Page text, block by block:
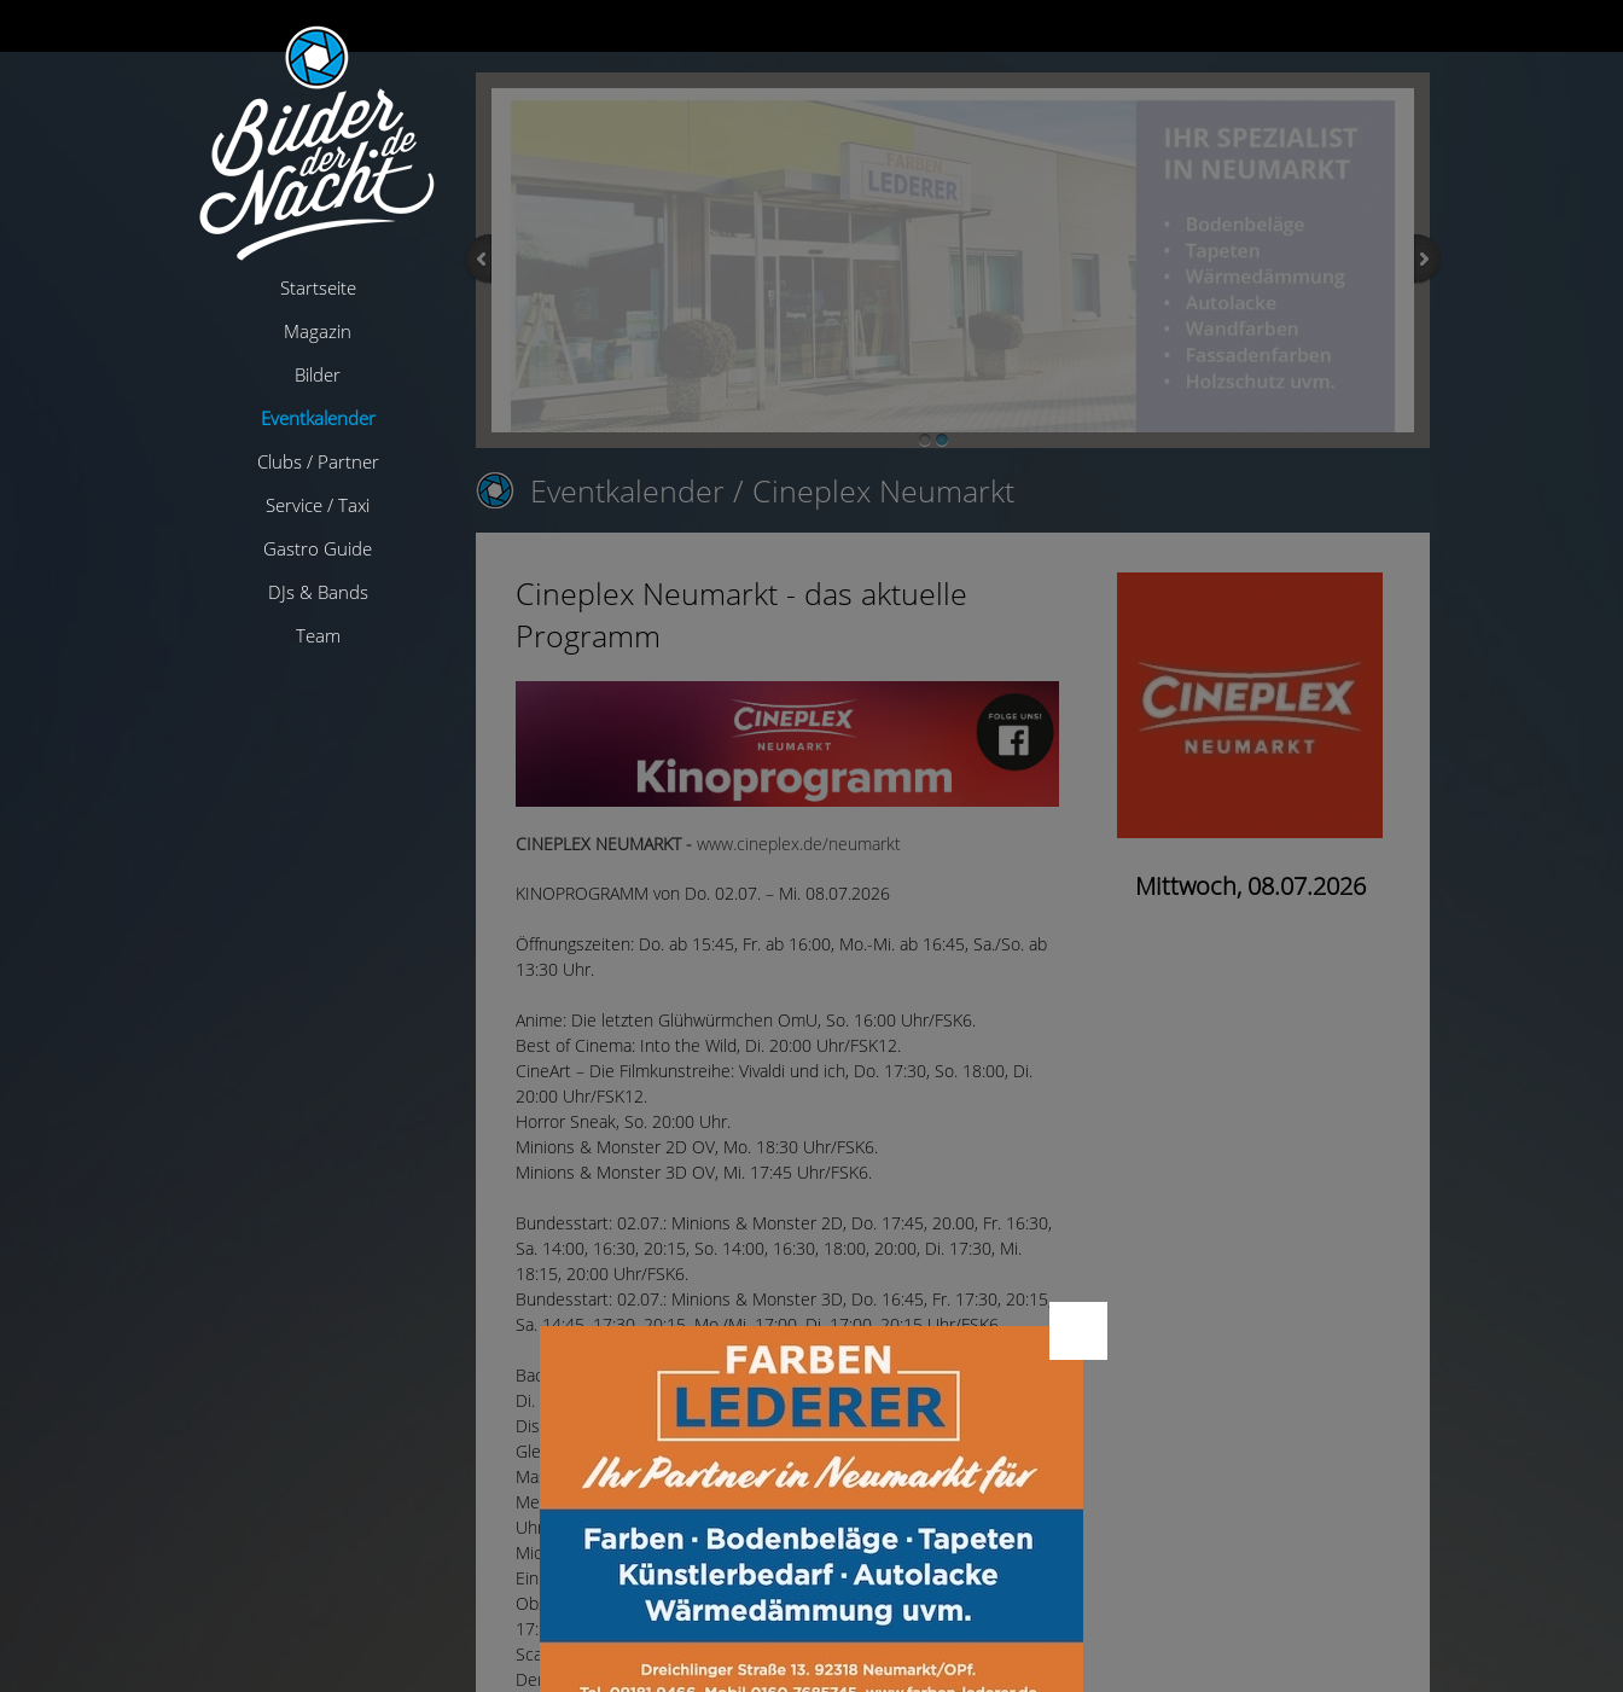
Startseite
Magazin
Bilder
Eventkalender
Clubs / Partner
Service / Taxi
Gastro Guide
DJs & Bands
Team
Eventkalender / Cineplex Neumarkt
Cineplex Neumarkt - das aktuelle
Programm
CINEPLEX NEUMARKT - www.cineplex.de/neumarkt
KINOPROGRAMM von Do. 02.07. – Mi. 08.07.2026
Öffnungszeiten: Do. ab 15:45, Fr. ab 16:00, Mo.-Mi. ab 16:45, Sa./So. ab
13:30 Uhr.
Anime: Die letzten Glühwürmchen OmU, So. 16:00 Uhr/FSK6.
Best of Cinema: Into the Wild, Di. 20:00 Uhr/FSK12.
CineArt – Die Filmkunstreihe: Vivaldi und ich, Do. 17:30, So. 18:00, Di.
20:00 Uhr/FSK12.
Horror Sneak, So. 20:00 Uhr.
Minions & Monster 2D OV, Mo. 18:30 Uhr/FSK6.
Minions & Monster 3D OV, Mi. 17:45 Uhr/FSK6.
Bundesstart: 02.07.: Minions & Monster 2D, Do. 17:45, 20.00, Fr. 16:30,
Sa. 14:00, 16:30, 20:15, So. 14:00, 16:30, 18:00, 20:00, Di. 17:30, Mi.
18:15, 20:00 Uhr/FSK6.
Bundesstart: 02.07.: Minions & Monster 3D, Do. 16:45, Fr. 17:30, 20:15,
Sa. 14:45, 17:30, 20:15, Mo./Mi. 17:00, Di. 17:00, 20:15 Uhr/FSK6.
Backrooms, Do. 16:15, 20:30, Fr./Sa./Mo. 17:45, 20:30, So. 18:15, 20:30,
Di. 17:15, 20:30, Mi. 17:00, 20:15 Uhr/FSK16.
Disclosure Day, Do./Mo.-Mi. 19:45, Fr./Sa. 20:00 Uhr/FSK12.
Glennkill: Ein Schafskrimi, Sa. 14:15, So. 13:45 Uhr/FSK6.
Masters of the Universe, Fr. 20:15, Sa. 14:15 Uhr/FSK12.
Meine Freundin Conni – Abenteuer mit Kranich Klaus, So. 13:45
Uhr/FSK0.
Michael, So. 14:15 Uhr/FSK6.
Ein Münchner im Himmel, Fr./Sa. 19:00, So. 16:10 Uhr/FSK6.
Obsession, Do. 17:15, 20:45, Fr./Sa. 16:15, 21:15, So. 17:15, 21:15, Mo.
17:15, 20: 30, Di./Mi. 17:45, 20:30 Uhr/FSK16.
Scary Movie, Do.-So. 19:00, Mo. 21:00, Di. 17:45, Mi. 20:15 Uhr/FSK16.
Der Super Mario Galaxy Film, Sa. 13:45 Uhr/FSK6.
Mittwoch, 08.07.2026